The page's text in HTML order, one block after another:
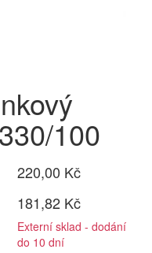
100
220,00 Kč
181,82 Kč
Externí sklad - dodání
do 10 dní